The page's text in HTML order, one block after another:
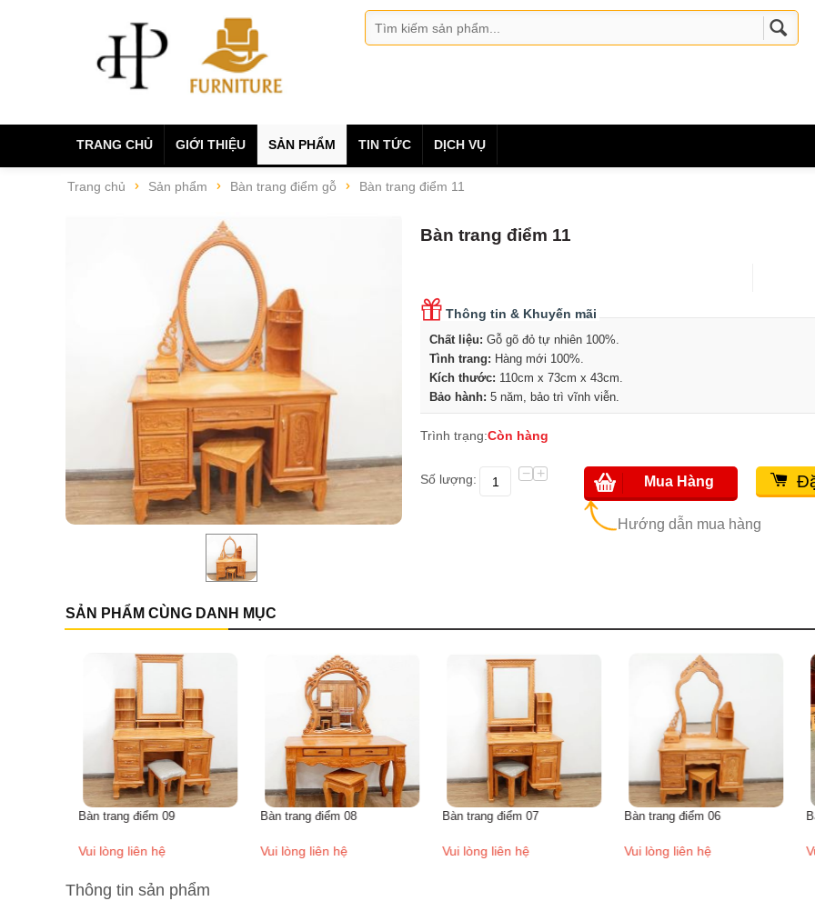
TRANG CHỦ GIỚI THIỆU SẢN PHẨM TIN TỨC DỊCH VỤ
Trang chủ Sản phẩm Bàn trang điểm gỗ Bàn trang điểm 11
Bàn trang điểm 11
Thông tin & Khuyến mãi
Chất liệu: Gỗ gõ đỏ tự nhiên 100%.
Tình trang: Hàng mới 100%.
Kích thước: 110cm x 73cm x 43cm.
Bảo hành: 5 năm, bảo trì vĩnh viễn.
Trình trạng:Còn hàng
Số lượng: +
−
Hướng dẫn mua hàng
Mua Hàng
SẢN PHẨM CÙNG DANH MỤC
Bàn trang điểm 09
Vui lòng liên hệ
Bàn trang điểm 08
Vui lòng liên hệ
Bàn trang điểm 07
Vui lòng liên hệ
Bàn trang điểm 06
Vui lòng liên hệ
Thông tin sản phẩm